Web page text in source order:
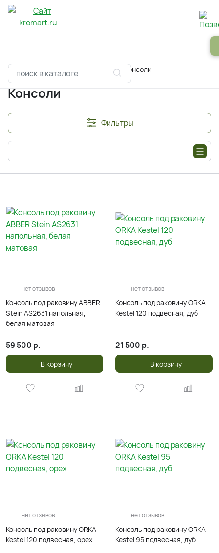
Главная Консоли
Консоли
Фильтры
нет отзывов
Консоль под раковину ABBER
Stein AS2631 напольная,
белая матовая
59 500 р.
В корзину
нет отзывов
Консоль под раковину ORKA
Kestel 120 подвесная, дуб
21 500 р.
В корзину
нет отзывов
Консоль под раковину ORKA
Kestel 120 подвесная, орех
нет отзывов
Консоль под раковину ORKA
Kestel 95 подвесная, дуб